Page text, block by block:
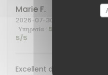
Marie F
2026-07-30
- 20:00 -
Υπηρεσία : 5
5/5
Excellent diner et